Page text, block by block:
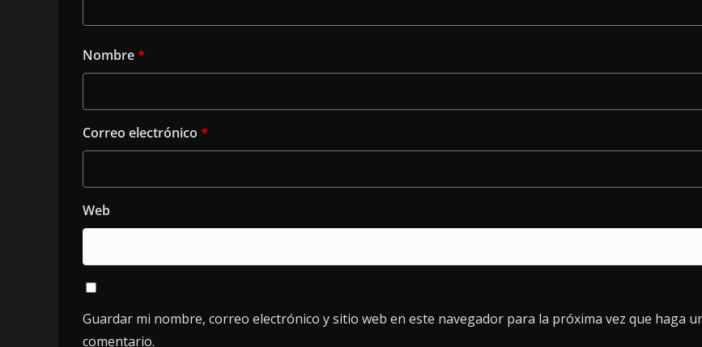
Nombre*
Correo electrónico *
Web
Guardar mi nombre, correo electrónico y sitio web en este navegador para la próxima vez que haga
comentario.